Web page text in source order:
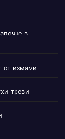
в
от измами
треви